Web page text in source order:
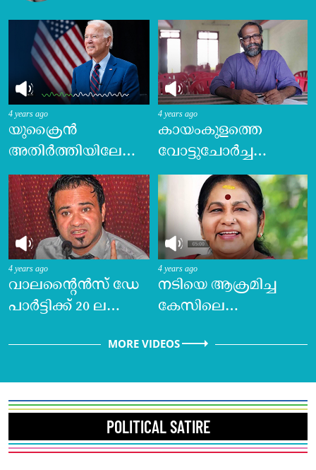
4 years ago
യുക്രൈന്‍
അതിര്‍ത്തിയിലേക്കു
കണ്ണുനട്ട്
അമേരിക്കയും
ചൈനയും |
പ്രതിഭാഷണം
4 years ago
കായംകുളത്തെ
വോട്ടുചോര്‍ച്ച
ചര്‍ച്ചയായില്ല,
കുതന്ത്രം
മെനഞ്ഞവര്‍
സര്‍വസമ്മതരായി
നടക്കുന്നു-യു. പ്രതിഭ
4 years ago
വാലന്റൈൻസ് ഡേ
പാർട്ടിക്ക് 20 ലക്ഷം
മരുന്ന്; കോഴിക്കോട്
4 years ago
നടിയെ ആക്രമിച്ച
കേസിലെ
ഉദ്യോഗസ്ഥരെ
നടത്തിയെന്ന…
MORE VIDEOS
POLITICAL SATIRE